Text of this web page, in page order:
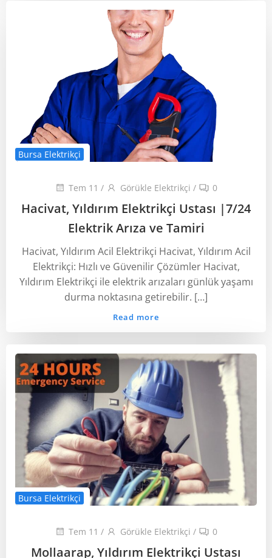
Bursa Elektrikçi
Tem 11 / Görükle Elektrikçi / 0
Hacivat, Yıldırım Elektrikçi Ustası ‎|7/24
Elektrik Arıza ve Tamiri
Hacivat, Yıldırım Acil Elektrikçi Hacivat, Yıldırım Acil
Elektrikçi: Hızlı ve Güvenilir Çözümler Hacivat,
Yıldırım Elektrikçi ile elektrik arızaları günlük yaşamı
durma noktasına getirebilir. […]
Read more
Bursa Elektrikçi
Tem 11 / Görükle Elektrikçi / 0
Mollaarap, Yıldırım Elektrikçi Ustası